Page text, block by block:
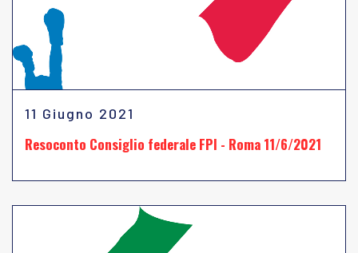
11 Giugno 2021
Resoconto Consiglio federale FPI - Roma 11/6/2021